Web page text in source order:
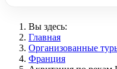
Вы здесь:
Главная
Организованные
Франция